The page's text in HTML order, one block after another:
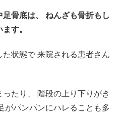
骨底は、
ねんざも骨折もし
す。
た状態で 来院される患者さん
たり、
階段の上り下りがき
がパンパンにハレることも多